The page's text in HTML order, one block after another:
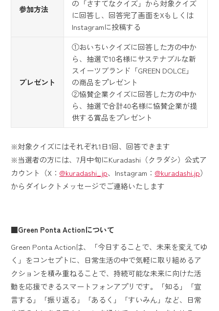
参加方法
の「さすてなクイズ」から対象クイズ
に回答し、回答完了画面をXもしくは
Instagramに投稿する
プレゼント
①おいちいクイズに回答した方の中か
ら、抽選で10名様にサステナブルな新
スイーツブランド「GREEN DOLCE」
の商品をプレゼント
②協賛企業クイズに回答した方の中か
ら、抽選で合計40名様に協賛企業が提
供する賞品をプレゼント
※対象クイズにはそれぞれ1日1回、回答できます
※当選者の方には、7月中旬にKuradashi（クラダシ）公式ア
カウント（X： @kuradashi_jp、Instagram： @kuradashi.jp）
からダイレクトメッセージでご連絡いたします
■Green Ponta Actionについて
Green Ponta Actionは、「今日することで、未来を変えてゆ
く」をコンセプトに、日常生活の中で気軽に取り組めるア
クションを積み重ねることで、持続可能な未来に向けた活
動を応援できるスマートフォンアプリです。「知る」「宣
言する」「振り返る」「あるく」「すいみん」など、日常